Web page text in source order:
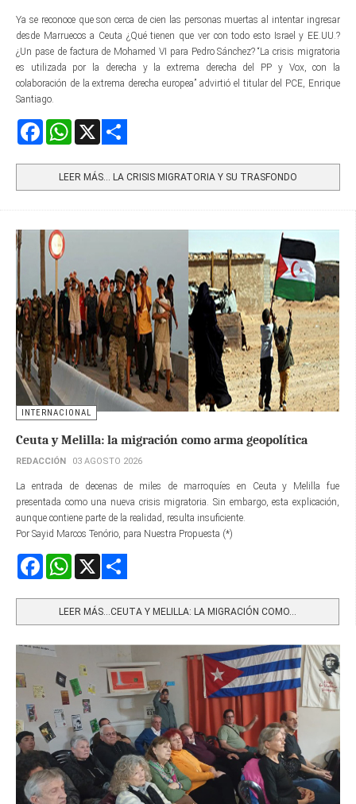
Ya se reconoce que son cerca de cien las personas muertas al intentar ingresar
desde Marruecos a Ceuta ¿Qué tienen que ver con todo esto Israel y EE.UU.?
¿Un pase de factura de Mohamed VI para Pedro Sánchez? “La crisis migratoria
es utilizada por la derecha y la extrema derecha del PP y Vox, con la
colaboración de la extrema derecha europea” advirtió el titular del PCE, Enrique
Santiago.
FacebookWhatsApp
LEER MÁS… LA CRISIS MIGRATORIA Y SU TRASFONDO
INTERNACIONAL
Ceuta y Melilla: la migración como arma geopolítica
REDACCIÓN 03 AGOSTO 2026
La entrada de decenas de miles de marroquíes en Ceuta y Melilla fue
presentada como una nueva crisis migratoria. Sin embargo, esta explicación,
aunque contiene parte de la realidad, resulta insuficiente.
Por Sayid Marcos Tenório, para Nuestra Propuesta (*)
FacebookWhatsApp
LEER MÁS…CEUTA Y MELILLA: LA MIGRACIÓN COMO...